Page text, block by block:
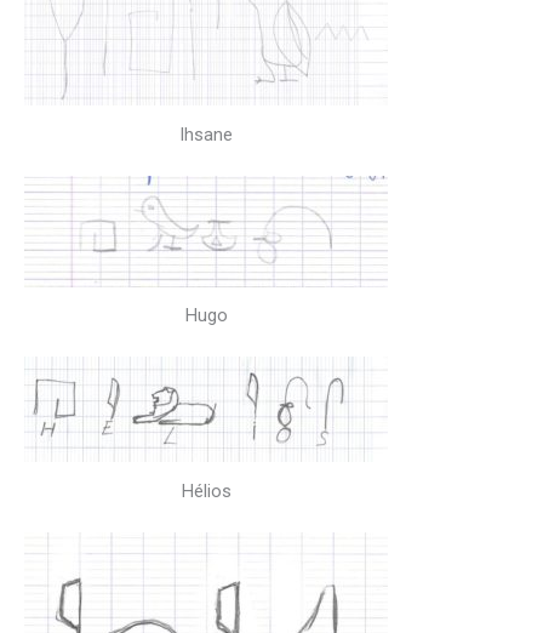
Ihsane
Hugo
Hélios